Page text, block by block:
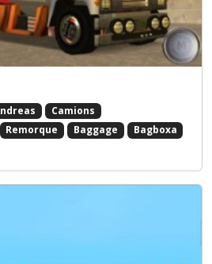
Camions
Remorque Baggage
Bagboxa